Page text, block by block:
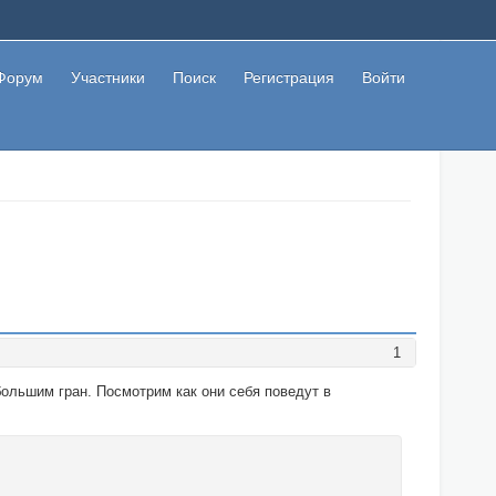
Участники Поиск Регистрация Войти
1
гран. Посмотрим как они себя поведут в